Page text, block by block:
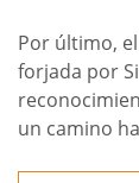
Por último,
forjada por
un camino